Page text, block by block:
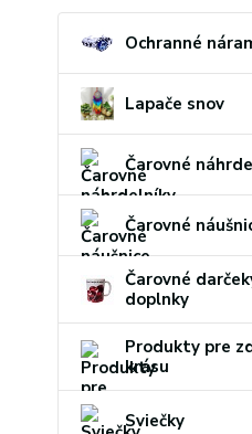
Ochranné
Lapače snov
Čarovné
Čarovné
Čarovné
doplnky
Produkty pre
krásu
Sviečky